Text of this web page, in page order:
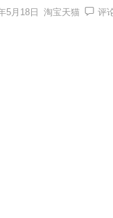
5月18日 淘宝天猫 评